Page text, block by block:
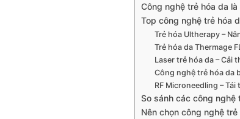
Công nghệ trẻ hóa da
Top công nghệ trẻ hóa
Trẻ hóa Ultherapy –
Trẻ hóa da Thermage
Laser trẻ hóa da – Cải
Công nghệ trẻ hóa da
RF Microneedling –
So sánh các công nghệ
Nên chọn công nghệ